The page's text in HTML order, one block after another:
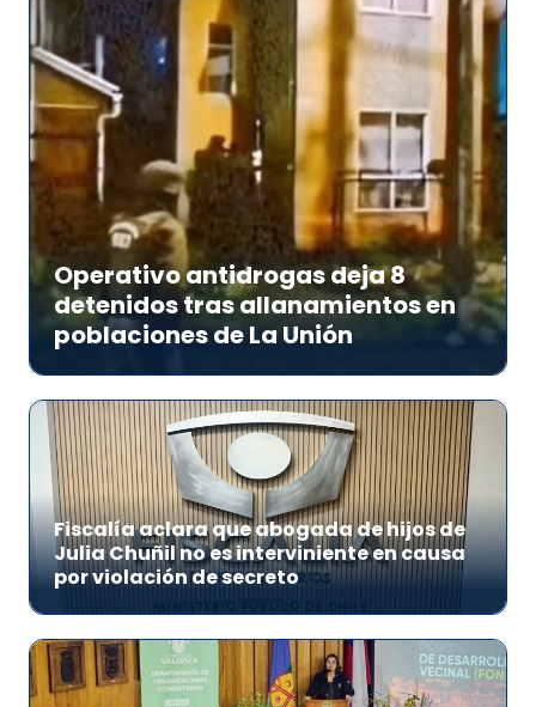
Operativo antidrogas deja 8
detenidos tras allanamientos en
poblaciones de La Unión
Fiscalía aclara que abogada de hijos de
Julia Chuñil no es interviniente en causa
por violación de secreto